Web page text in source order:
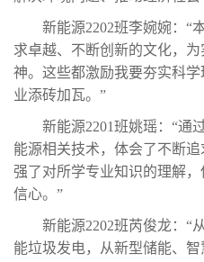
新能源2202班李婉婉：“
求卓越、不断创新的文化，
神。这些都激励我要夯实科
业添砖加瓦。”
新能源2201班姚瑶：“通
能源相关技术，体会了不断
强了对所学专业知识的理解
信心。”
新能源2202班芮俊龙：“
能垃圾发电，从新型储能、